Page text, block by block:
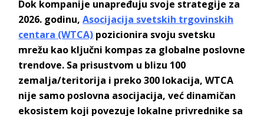
Dok kompanije unapređuju svoje strategije za
2026. godinu,Asocijacija svetskih trgovinskih
centara (WTCA) pozicionira svoju svetsku
mrežu kao ključni kompas za globalne poslovne
trendove. Sa prisustvom u blizu 100
zemalja/teritorija i preko 300 lokacija, WTCA
nije samo poslovna asocijacija, već dinamičan
ekosistem koji povezuje lokalne privrednike sa